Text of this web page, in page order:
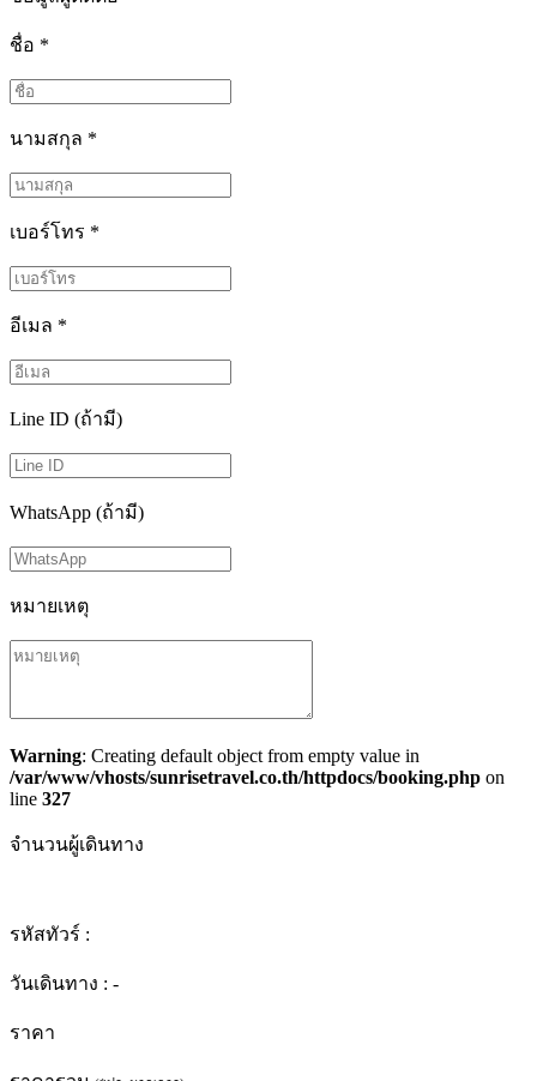
ชื่อ *
นามสกุล *
เบอร์โทร *
อีเมล *
Line ID (ถ้ามี)
WhatsApp (ถ้ามี)
หมายเหตุ
Warning: Creating default object from empty value in
/var/www/vhosts/sunrisetravel.co.th/httpdocs/booking.php on
line 327
จำนวนผู้เดินทาง
รหัสทัวร์ :
วันเดินทาง : -
ราคา